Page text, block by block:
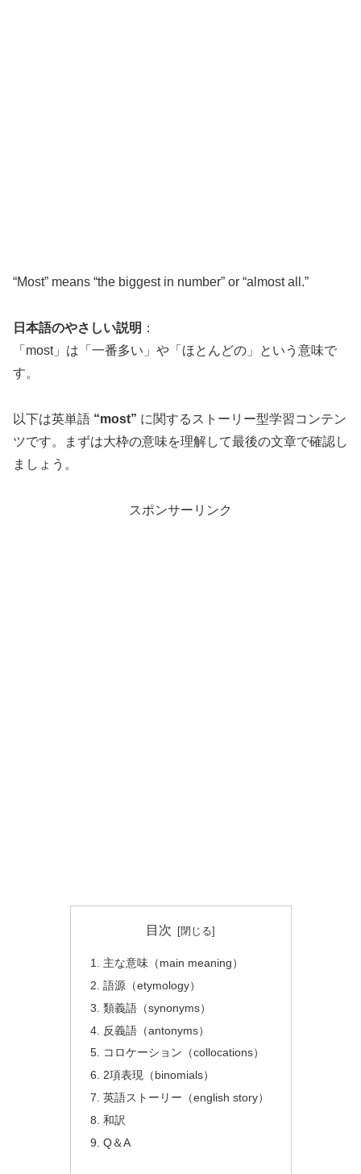
“Most” means “the biggest in number” or “almost all.”
日本語のやさしい説明 ：
「most」は「一番多い」や「ほとんどの」という意味で
す。
以下は英単語 “most” に関するストーリー型学習コンテン
ツです。まずは大枠の意味を理解して最後の文章で確認し
ましょう。
スポンサーリンク
目次
主な意味（main meaning）
語源（etymology）
類義語（synonyms）
反義語（antonyms）
コロケーション（collocations）
2項表現（binomials）
英語ストーリー（english story）
和訳
Q＆A